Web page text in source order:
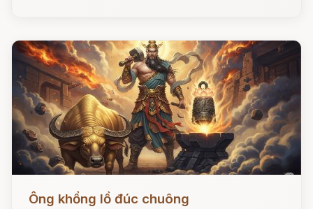
Đọc ngay
Ông khổng lồ đúc chuông